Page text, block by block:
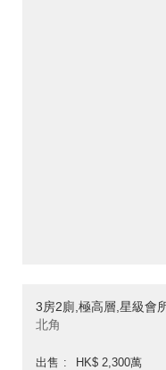
3房2廁,極高層,星級會
北角
出售
HK$ 2,300萬